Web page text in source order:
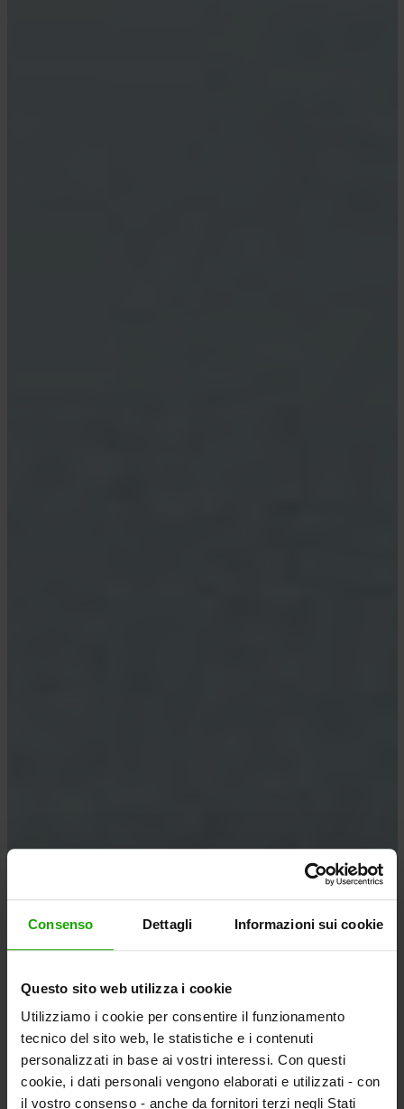
Consenso Dettagli Informazioni sui cookie
Questo sito web utilizza i cookie
Utilizziamo i cookie per consentire il funzionamento
tecnico del sito web, le statistiche e i contenuti
personalizzati in base ai vostri interessi. Con questi
cookie, i dati personali vengono elaborati e utilizzati - con
il vostro consenso - anche da fornitori terzi negli Stati